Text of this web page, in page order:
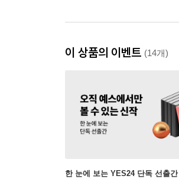
이 상품의 이벤트 (14개)
한 눈에 보는 YES24 단독 선출간